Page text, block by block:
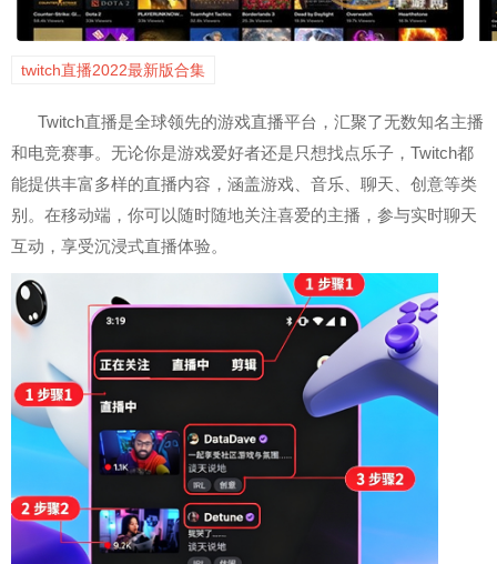
twitch直播2022最新版合集
Twitch直播是全球领先的游戏直播平台，汇聚了无数知名主播
和电竞赛事。无论你是游戏爱好者还是只想找点乐子，Twitch都
能提供丰富多样的直播内容，涵盖游戏、音乐、聊天、创意等类
别。在移动端，你可以随时随地关注喜爱的主播，参与实时聊天
互动，享受沉浸式直播体验。